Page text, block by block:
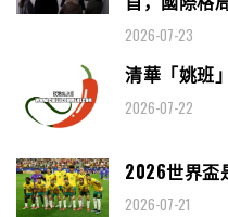
2026-07-23
清華「姚班
2026-07-22
2026世界盃
2026-07-21